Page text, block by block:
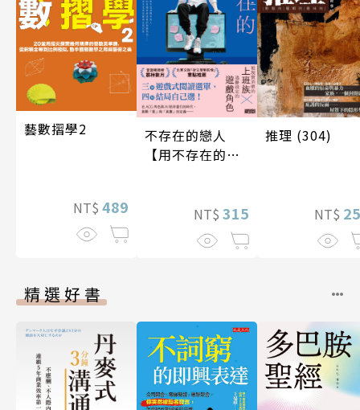
藝數摺學2
NT$ 489
不存在的戀人
【用不存在的
NT$ 315
推理 (304)
NT$
精選好書